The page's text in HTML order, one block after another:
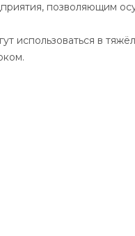
позволяющим
в